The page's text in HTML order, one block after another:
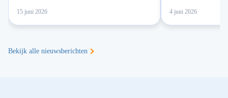
15 juni 2026 4 juni 2026
Bekijk alle nieuwsberichten